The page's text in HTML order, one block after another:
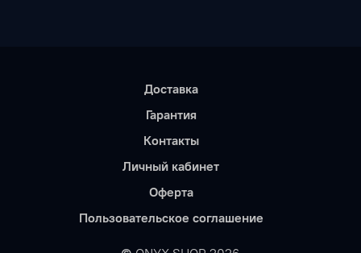
Доставка
Гарантия
Контакты
Личный кабинет
Оферта
Пользовательское соглашение